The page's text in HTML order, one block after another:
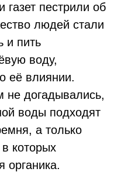
газет пестрили об
людей стали
и пить
воду,
её влиянии.
не догадывались,
воды подходят
а только
которых
органика.